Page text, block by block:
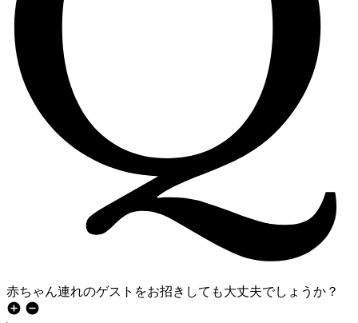
赤ちゃん連れのゲストをお招きしても大丈夫でしょうか？